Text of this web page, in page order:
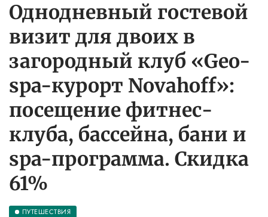
Однодневный гостевой
визит для двоих в
загородный клуб «Geo-
spa-курорт Novahoff»:
посещение фитнес-
клуба, бассейна, бани и
spa-программа. Скидка
61%
ПУТЕШЕСТВИЯ